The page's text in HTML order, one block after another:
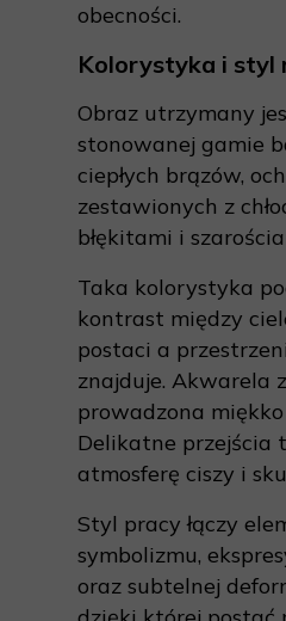
obecności.
Kolorystyka i styl
Obraz utrzymany
stonowanej gamie
ciepłych brązów,
zestawionych z
błękitami i
Taka kolorystyka
kontrast między
postaci a
znajduje. Akwarela
prowadzona
Delikatne przejścia
atmosferę ciszy i
Styl pracy łączy
symbolizmu,
oraz subtelnej